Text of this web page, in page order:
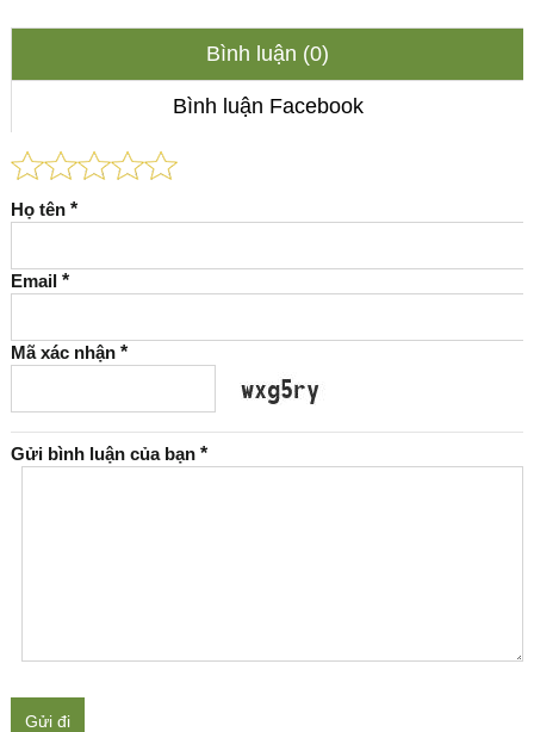
Bình luận (0)
Bình luận Facebook
Họ tên *
Email *
Mã xác nhận *
Gửi bình luận của bạn *
Gửi đi